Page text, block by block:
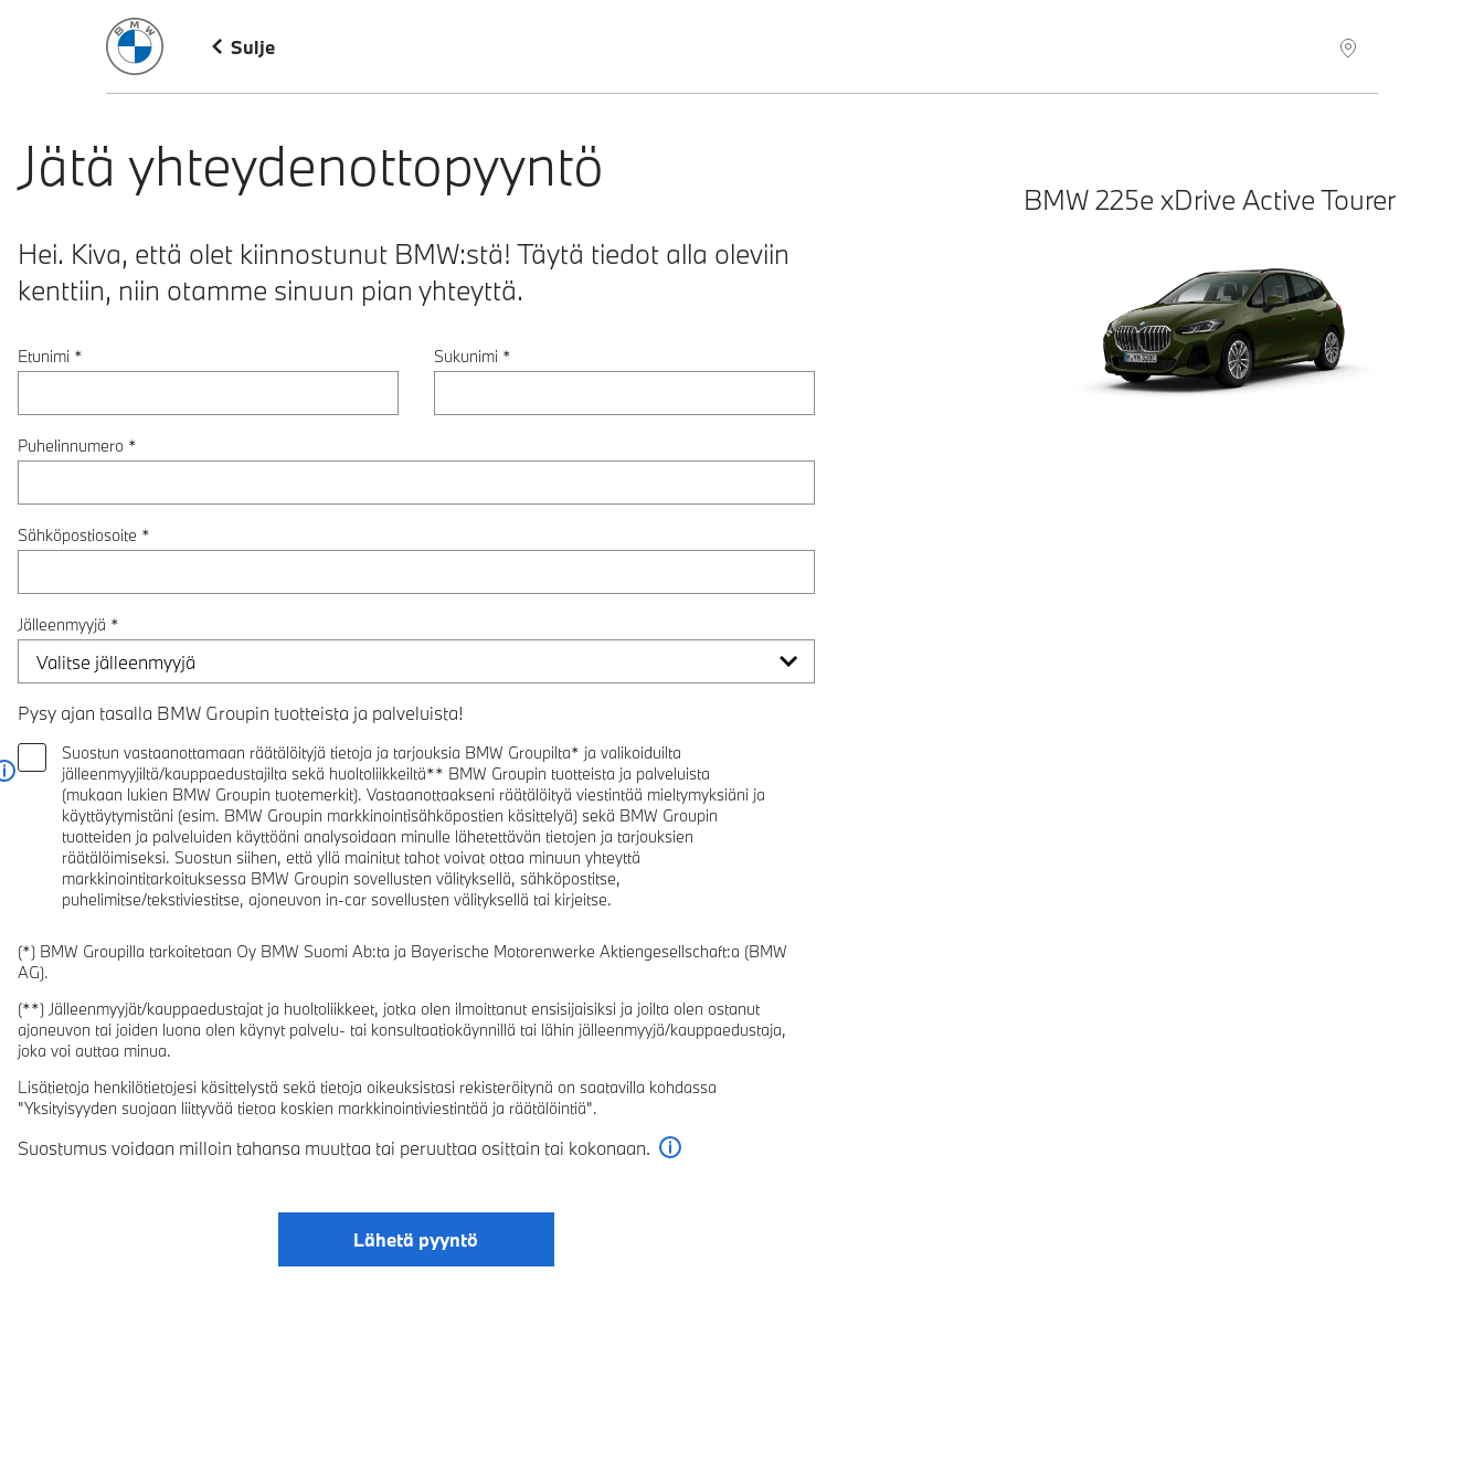
BMW Suomi
Sulje
Jätä yhteydenottopyyntö
Hei. Kiva, että olet kiinnostunut BMW:stä! Täytä tiedot alla oleviin
kenttiin, niin otamme sinuun pian yhteyttä.
Etunimi * Sukunimi *
Puhelinnumero *
Sähköpostiosoite *
Jälleenmyyjä *
Pysy ajan tasalla BMW Groupin tuotteista ja palveluista!
Suostun vastaanottamaan räätälöityjä tietoja ja tarjouksia BMW Groupilta* ja valikoiduilta
jälleenmyyjiltä/kauppaedustajilta sekä huoltoliikkeiltä** BMW Groupin tuotteista ja palveluista
(mukaan lukien BMW Groupin tuotemerkit). Vastaanottaakseni räätälöityä viestintää mieltymyksiäni ja
käyttäytymistäni (esim. BMW Groupin markkinointisähköpostien käsittelyä) sekä BMW Groupin
tuotteiden ja palveluiden käyttöäni analysoidaan minulle lähetettävän tietojen ja tarjouksien
räätälöimiseksi. Suostun siihen, että yllä mainitut tahot voivat ottaa minuun yhteyttä
markkinointitarkoituksessa BMW Groupin sovellusten välityksellä, sähköpostitse,
puhelimitse/tekstiviestitse, ajoneuvon in-car sovellusten välityksellä tai kirjeitse.
Lue lisää
(*) BMW Groupilla tarkoitetaan Oy BMW Suomi Ab:ta ja Bayerische Motorenwerke Aktiengesellschaft:a (BMW
AG).
(**) Jälleenmyyjät/kauppaedustajat ja huoltoliikkeet, jotka olen ilmoittanut ensisijaisiksi ja joilta olen ostanut
ajoneuvon tai joiden luona olen käynyt palvelu- tai konsultaatiokäynnillä tai lähin jälleenmyyjä/kauppaedustaja,
joka voi auttaa minua.
Lisätietoja henkilötietojesi käsittelystä sekä tietoja oikeuksistasi rekisteröitynä on saatavilla kohdassa
"Yksityisyyden suojaan liittyvää tietoa koskien markkinointiviestintää ja räätälöintiä".
Suostumus voidaan milloin tahansa muuttaa tai peruuttaa osittain tai kokonaan.
Lähetä pyyntö
BMW225e xDrive Active Tourer